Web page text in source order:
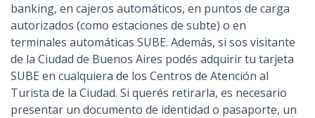
banking, en cajeros automáticos, en puntos de carga
autorizados (como estaciones de subte) o en
terminales automáticas SUBE. Además, si sos visitante
de la Ciudad de Buenos Aires podés adquirir tu tarjeta
SUBE en cualquiera de los Centros de Atención al
Turista de la Ciudad. Si querés retirarla, es necesario
presentar un documento de identidad o pasaporte, un